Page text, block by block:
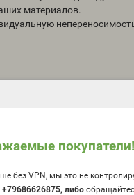
покупатели!
без VPN, мы это не
+79686626875, либо о
материалов.